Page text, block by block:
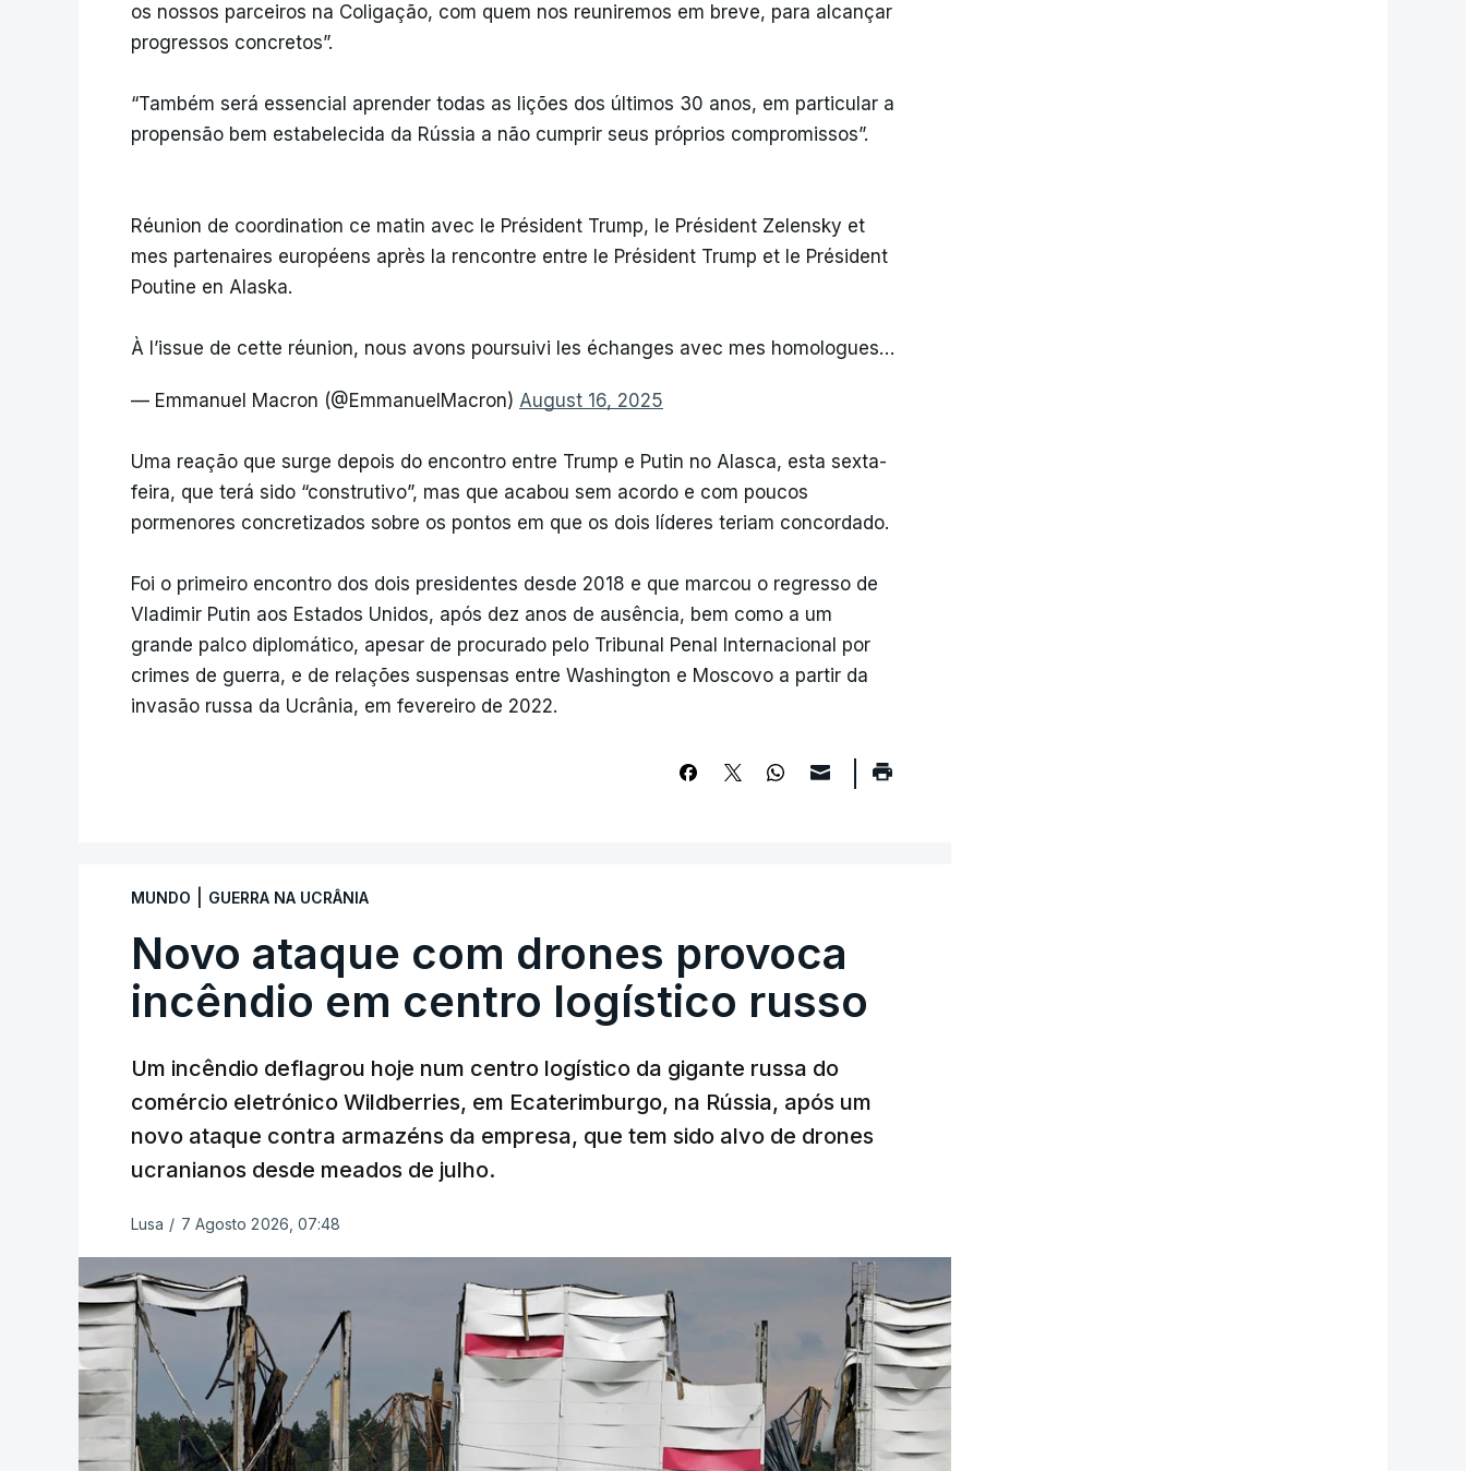
os nossos parceiros na Coligação, com quem nos reuniremos em breve, para alcançar
progressos concretos”.
“Também será essencial aprender todas as lições dos últimos 30 anos, em particular a
propensão bem estabelecida da Rússia a não cumprir seus próprios compromissos”.
Réunion de coordination ce matin avec le Président Trump, le Président Zelensky et
mes partenaires européens après la rencontre entre le Président Trump et le Président
Poutine en Alaska.
À l’issue de cette réunion, nous avons poursuivi les échanges avec mes homologues…
— Emmanuel Macron (@EmmanuelMacron) August 16, 2025
Uma reação que surge depois do encontro entre Trump e Putin no Alasca, esta sexta-
feira, que terá sido “construtivo”, mas que acabou sem acordo e com poucos
pormenores concretizados sobre os pontos em que os dois líderes teriam concordado.
Foi o primeiro encontro dos dois presidentes desde 2018 e que marcou o regresso de
Vladimir Putin aos Estados Unidos, após dez anos de ausência, bem como a um
grande palco diplomático, apesar de procurado pelo Tribunal Penal Internacional por
crimes de guerra, e de relações suspensas entre Washington e Moscovo a partir da
invasão russa da Ucrânia, em fevereiro de 2022.
MUNDO GUERRA NA UCRÂNIA
Novo ataque com drones provoca
incêndio em centro logístico russo
Um incêndio deflagrou hoje num centro logístico da gigante russa do
comércio eletrónico Wildberries, em Ecaterimburgo, na Rússia, após um
novo ataque contra armazéns da empresa, que tem sido alvo de drones
ucranianos desde meados de julho.
Lusa / 7 Agosto 2026, 07:48